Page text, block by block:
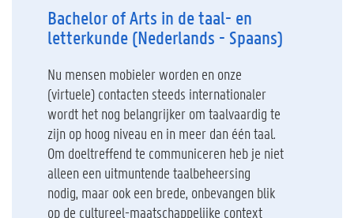
Bachelor of Arts in de taal- en
letterkunde (Nederlands - Spaans)
Nu mensen mobieler worden en onze
(virtuele) contacten steeds internationaler
wordt het nog belangrijker om taalvaardig te
zijn op hoog niveau en in meer dan één taal.
Om doeltreffend te communiceren heb je niet
alleen een uitmuntende taalbeheersing
nodig, maar ook een brede, onbevangen blik
op de cultureel-maatschappelijke context